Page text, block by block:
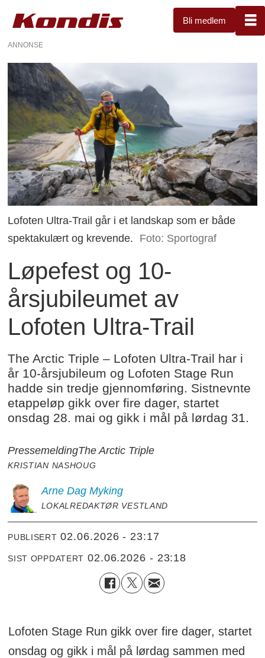
Bli medlem
ANNONSE
Lofoten Ultra-Trail går i et landskap som er både
spektakulært og krevende.
Foto: Sportograf
Løpefest og 10-
årsjubileumet av
Lofoten Ultra-Trail
The Arctic Triple – Lofoten Ultra-Trail har i
år 10-årsjubileum og Lofoten Stage Run
hadde sin tredje gjennomføring. Sistnevnte
etappeløp gikk over fire dager, startet
onsdag 28. mai og gikk i mål på lørdag 31.
PressemeldingThe Arctic Triple
KRISTIAN NASHOUG
Arne Dag Myking
LOKALREDAKTØR VESTLAND
PUBLISERT 02.06.2026 - 23:17
SIST OPPDATERT 02.06.2026 - 23:18
Lofoten Stage Run gikk over fire dager, startet
onsdag og gikk i mål på lørdag sammen med